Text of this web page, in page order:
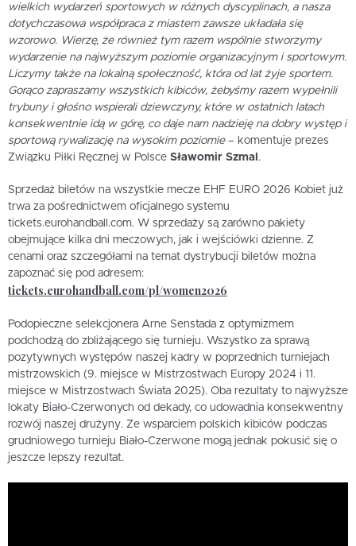
wielkich wydarzeń sportowych w różnych dyscyplinach, a nasza
dotychczasowa współpraca z miastem zawsze układała się
wzorowo. Wierzę, że również tym razem wspólnie stworzymy
wydarzenie na najwyższym poziomie organizacyjnym i sportowym.
Liczymy także na lokalną społeczność, która od lat żyje sportem.
Gorąco zapraszamy wszystkich kibiców, żebyśmy razem wypełnili
trybuny i głośno wspierali dziewczyny, które w ostatnich latach
konsekwentnie idą w górę, co daje nam nadzieję na dobry występ i
sportową rywalizację na wysokim poziomie– komentuje prezes
Związku Piłki Ręcznej w Polsce Sławomir Szmal .
Sprzedaż biletów na wszystkie mecze EHF EURO 2026 Kobiet już
trwa za pośrednictwem oficjalnego systemu
tickets.eurohandball.com. W sprzedaży są zarówno pakiety
obejmujące kilka dni meczowych, jak i wejściówki dzienne. Z
cenami oraz szczegółami na temat dystrybucji biletów można
zapoznać się pod adresem:
tickets.eurohandball.com/pl/women2026
Podopieczne selekcjonera Arne Senstada z optymizmem
podchodzą do zbliżającego się turnieju. Wszystko za sprawą
pozytywnych występów naszej kadry w poprzednich turniejach
mistrzowskich (9. miejsce w Mistrzostwach Europy 2024 i 11.
miejsce w Mistrzostwach Świata 2025). Oba rezultaty to najwyższe
lokaty Biało-Czerwonych od dekady, co udowadnia konsekwentny
rozwój naszej drużyny. Ze wsparciem polskich kibiców podczas
grudniowego turnieju Biało-Czerwone mogą jednak pokusić się o
jeszcze lepszy rezultat.